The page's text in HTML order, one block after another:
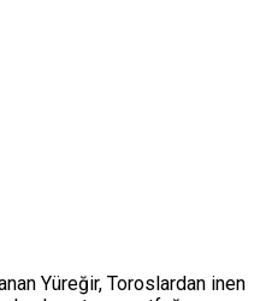
Yüreğir, Toroslardan inen